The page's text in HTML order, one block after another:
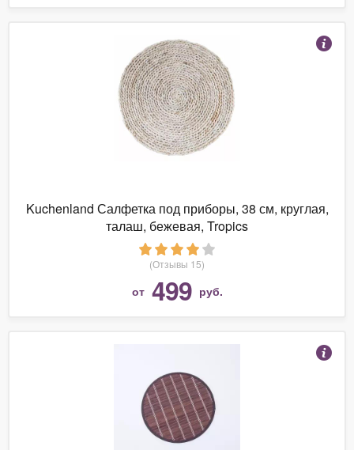
Kuchenland Салфетка под приборы, 38 см, круглая,
талаш, бежевая, Tropics
(Отзывы 15)
от 499 руб.